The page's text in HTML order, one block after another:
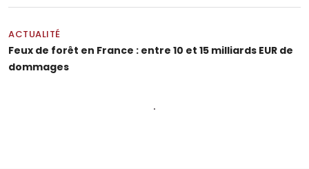
ACTUALITÉ
Feux de forêt en France : entre 10 et 15 milliards EUR de
dommages